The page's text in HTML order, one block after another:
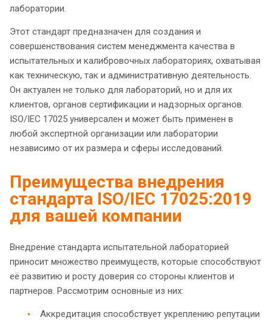
лаборатории.
Этот стандарт предназначен для создания и
совершенствования систем менеджмента качества в
испытательных и калибровочных лабораториях, охватывая
как техническую, так и административную деятельность.
Он актуален не только для лабораторий, но и для их
клиентов, органов сертификации и надзорных органов.
ISO/IEC 17025 универсален и может быть применен в
любой экспертной организации или лаборатории
независимо от их размера и сферы исследований.
Преимущества внедрения
стандарта ISO/IEC 17025:2019
для вашей компании
Внедрение стандарта испытательной лабораторией
приносит множество преимуществ, которые способствуют
её развитию и росту доверия со стороны клиентов и
партнеров. Рассмотрим основные из них:
Аккредитация способствует укреплению репутации